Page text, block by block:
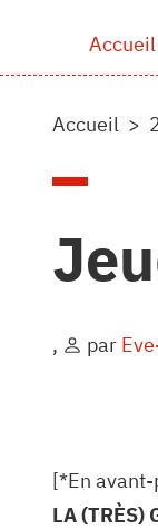
Accueil
Accueil
, par
[*En
LA (TRÈS)